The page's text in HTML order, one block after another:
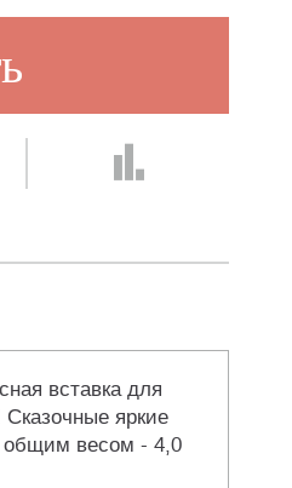
вставка для
яркие
общим весом - 4,0